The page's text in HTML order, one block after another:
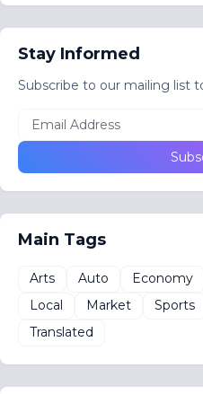
Stay Informed
Subscribe to our mailing list
Main Tags
Arts Auto Economy
Local
Market Sports
Translated